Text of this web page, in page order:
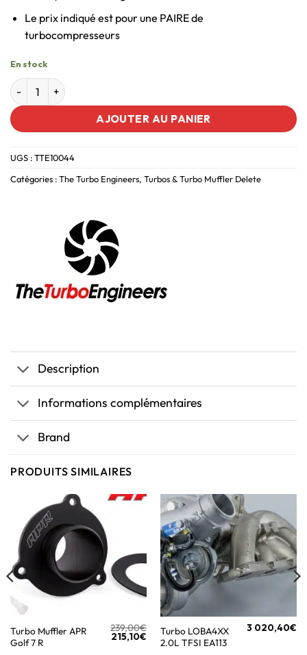
Le prix indiqué est pour une PAIRE de
turbocompresseurs
En stock
AJOUTER AU PANIER
UGS :TTE10044
Catégories :The Turbo Engineers, Turbos & Turbo Muffler Delete
Description
Informations complémentaires
Brand
PRODUITS SIMILAIRES
Turbo Muffler APR
Golf 7 R
239,00€
215,10€
Turbo LOBA4XX
2.0L TFSI EA113
3 020,40€